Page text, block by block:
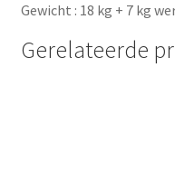
Gewicht : 18 kg + 7 kg
Gerelateerde